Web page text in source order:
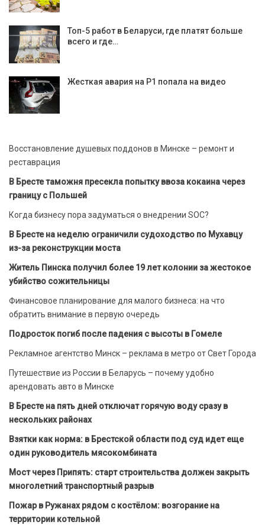
Топ-5 работ в Беларуси, где платят больше
всего и где…
Жесткая авария на Р1 попала на видео
Восстановление душевых поддонов в Минске – ремонт и
реставрация
В Бресте таможня пресекла попытку ввоза кокаина через
границу с Польшей
Когда бизнесу пора задуматься о внедрении SOC?
В Бресте на неделю ограничили судоходство по Мухавцу
из-за реконструкции моста
Житель Пинска получил более 19 лет колонии за жестокое
убийство сожительницы
Финансовое планирование для малого бизнеса: на что
обратить внимание в первую очередь
Подросток погиб после падения с высоты в Гомеле
Рекламное агентство Минск – реклама в метро от Свет Города
Путешествие из России в Беларусь – почему удобно
арендовать авто в Минске
В Бресте на пять дней отключат горячую воду сразу в
нескольких районах
Взятки как норма: в Брестской области под суд идет еще
один руководитель мясокомбината
Мост через Припять: старт строительства должен закрыть
многолетний транспортный разрыв
Пожар в Ружанах рядом с костёлом: возгорание на
территории котельной